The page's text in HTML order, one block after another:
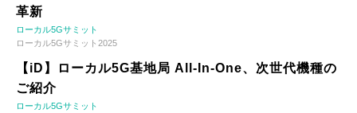
革新
ローカル5Gサミット
ローカル5Gサミット2025
【iD】ローカル5G基地局 All-In-One、次世代機種の
ご紹介
ローカル5Gサミット